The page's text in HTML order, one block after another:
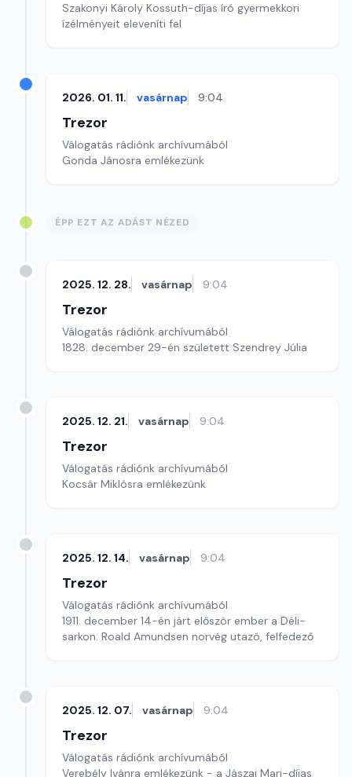
Szakonyi Károly Kossuth-díjas író gyermekkori
ízélményeit eleveníti fel
2026. 01. 11. vasárnap 9:04
Trezor
Válogatás rádiónk archívumából
Gonda Jánosra emlékezünk
ÉPP EZT AZ ADÁST NÉZED
2025. 12. 28. vasárnap 9:04
Trezor
Válogatás rádiónk archívumából
1828. december 29-én született Szendrey Júlia
2025. 12. 21. vasárnap 9:04
Trezor
Válogatás rádiónk archívumából
Kocsár Miklósra emlékezünk
2025. 12. 14. vasárnap 9:04
Trezor
Válogatás rádiónk archívumából
1911. december 14-én járt először ember a Déli-
sarkon: Roald Amundsen norvég utazó, felfedező
2025. 12. 07. vasárnap 9:04
Trezor
Válogatás rádiónk archívumából
Verebély Ivánra emlékezünk - a Jászai Mari-díjas